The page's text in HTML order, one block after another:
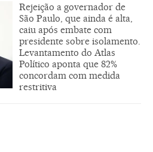
Rejeição a governador de
São Paulo, que ainda é alta,
caiu após embate com
presidente sobre isolamento.
Levantamento do Atlas
Político aponta que 82%
concordam com medida
restritiva